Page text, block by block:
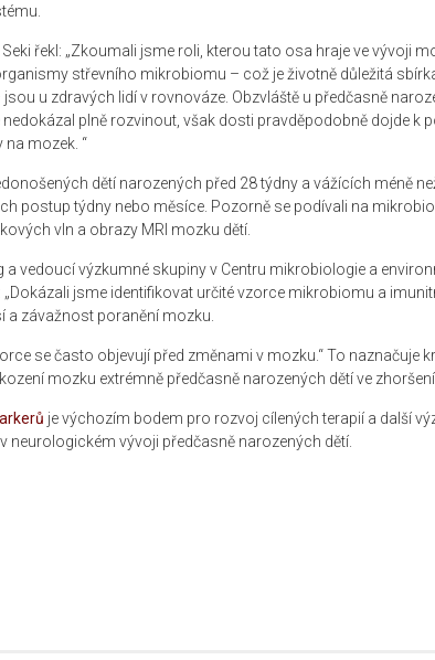
řekl: „Zkoumali jsme roli, kterou tato osa hraje ve vývoji
střevního mikrobiomu – což je životně důležitá
u zdravých lidí v rovnováze. Obzvláště u předčasně
plně rozvinout, však dosti pravděpodobně dojde k
mozek. “
dětí narozených před 28 týdny a vážících méně
postup týdny nebo měsíce. Pozorně se podívali na
vln a obrazy MRI mozku dětí.
a vedoucí výzkumné skupiny v Centru mikrobiologie a
„Dokázali jsme identifikovat určité vzorce mikrobiomu a
a závažnost poranění mozku.
se často objevují před změnami v mozku.“ To naznačuje
mozku extrémně předčasně narozených dětí ve
je výchozím bodem pro rozvoj cílených terapií a další
neurologickém vývoji předčasně narozených dětí.